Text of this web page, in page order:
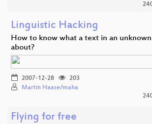
Linguistic Hacking
How to know what a text in an
about?
2007-12-28
203
Martin Haase/maha
Flying for free